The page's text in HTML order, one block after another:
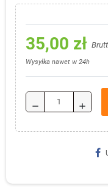
35,00 zł
Wysyłka nawet w 24h
remove add